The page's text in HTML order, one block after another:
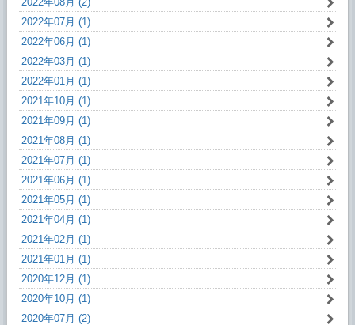
2022年07月 (1)
2022年06月 (1)
2022年03月 (1)
2022年01月 (1)
2021年10月 (1)
2021年09月 (1)
2021年08月 (1)
2021年07月 (1)
2021年06月 (1)
2021年05月 (1)
2021年04月 (1)
2021年02月 (1)
2021年01月 (1)
2020年12月 (1)
2020年10月 (1)
2020年07月 (2)